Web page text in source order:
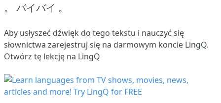
。
バイバイ 。
Aby usłyszeć dźwięk do tego tekstu i nauczyć się
słownictwa zarejestruj się na darmowym koncie LingQ.
Otwórz tę lekcję na LingQ